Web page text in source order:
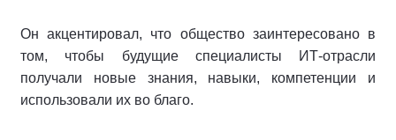
Он акцентировал, что общество заинтересовано в
том, чтобы будущие специалисты ИТ-отрасли
получали новые знания, навыки, компетенции и
использовали их во благо.